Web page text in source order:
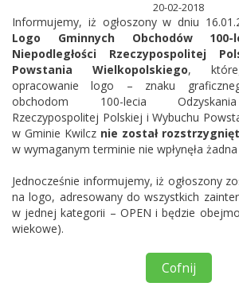
20-02-2018
Informujemy, iż ogłoszony w dniu
Logo Gminnych Obchodów 100-
Niepodległości Rzeczypospolitej
Powstania Wielkopolskiego,
opracowanie logo – znaku
obchodom 100-lecia
Rzeczypospolitej Polskiej i Wybuchu
w Gminie Kwilcz nie został
w wymaganym terminie nie wpłynęła
Jednocześnie informujemy, iż ogłoszony
na logo, adresowany do wszystkich
w jednej kategorii – OPEN i będzie
wiekowe).
Cofnij